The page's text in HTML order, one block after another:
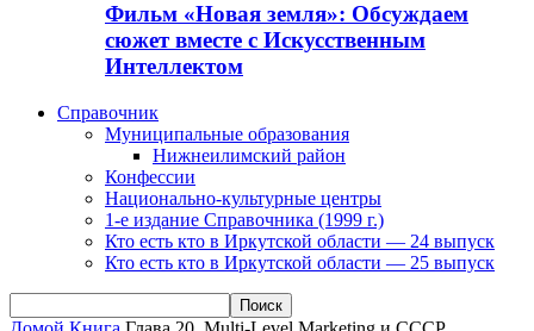
Фильм «Новая земля»: Обсуждаем
сюжет вместе с Искусственным
Интеллектом
Справочник
Муниципальные образования
Нижнеилимский район
Конфессии
Национально-культурные центры
1-е издание Справочника (1999 г.)
Кто есть кто в Иркутской области — 24 выпуск
Кто есть кто в Иркутской области — 25 выпуск